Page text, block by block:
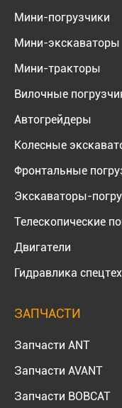
Мини-погрузчики
Мини-экскаваторы
Мини-тракторы
Вилочные
Автогрейдеры
Колесные
Фронтальные
Экскаваторы-
Телескопические
Двигатели
Гидравлика
ЗАПЧАСТИ
Запчасти ANT
Запчасти AVANT
Запчасти BOBCAT